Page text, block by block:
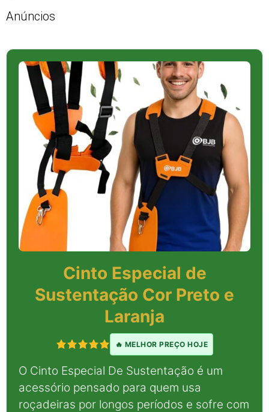
Anúncios
Cinto Especial de
Sustentação Cor Preto e
Laranja
🔥 MELHOR PREÇO HOJE
O Cinto Especial De Sustentação é um
acessório pensado para quem usa
roçadeiras por longos períodos e sofre com